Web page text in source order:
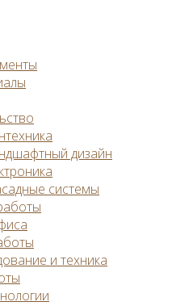
дизайн
системы
и техника